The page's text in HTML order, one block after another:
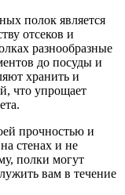
полок является
отсеков и
разнообразные
до посуды и
хранить и
что упрощает
прочностью и
стенах и не
полки могут
вам в течение